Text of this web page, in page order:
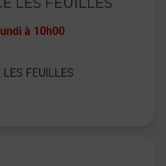
à 10h00
FEUILLES